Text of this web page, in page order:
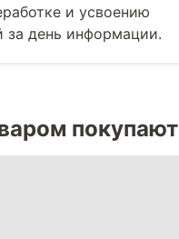
и усвоению
за день информации.
покупают